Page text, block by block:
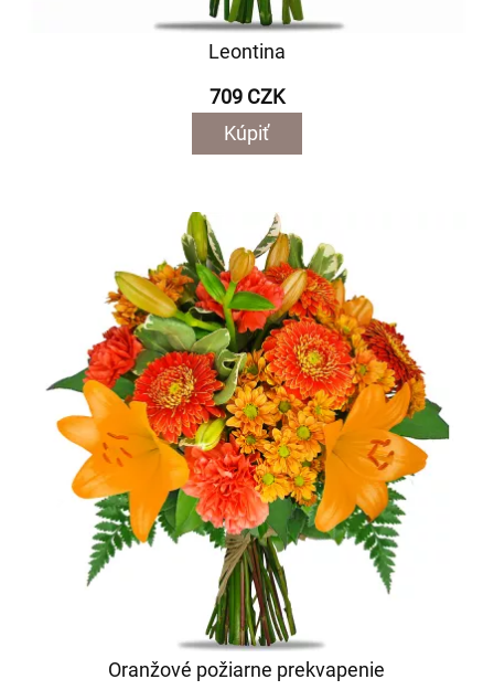
Leontina
709 CZK
Kúpiť
Oranžové požiarne prekvapenie